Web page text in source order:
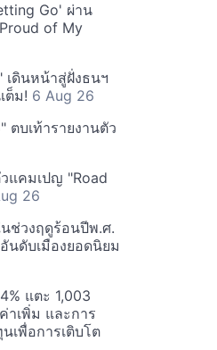
Go' ผ่าน
of My
ดินหน้าสู่ฝั่งธนฯ
ต็ม! 6 Aug 26
ตบเท้ารายงานตัว
แคมเปญ "Road
26
นช่วงฤดูร้อนปีพ.ศ.
นดับเมืองยอดนิยม
แตะ 1,003
าเพิ่ม และการ
เพื่อการเติบโต